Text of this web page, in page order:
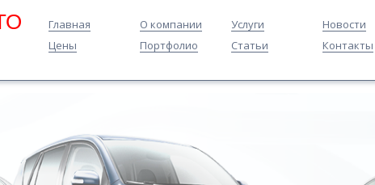
Главная О компании Услуги
Новости
Цены
Портфолио Статьи Контакты